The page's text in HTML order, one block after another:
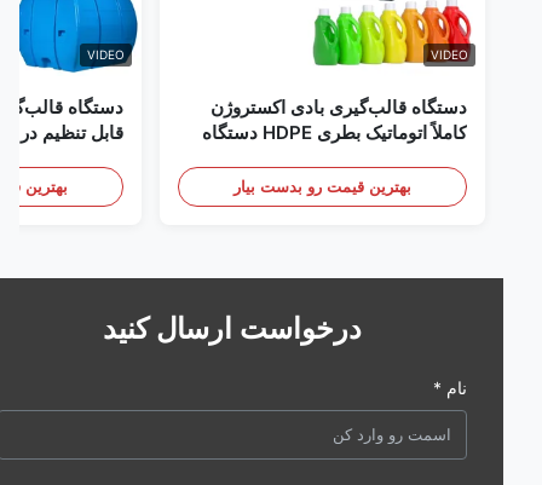
VIDEO
دستگاه قالب‌گیری بادی اکستروژن
کاملاً اتوماتیک بطری HDPE دستگاه
بهترین قیمت رو بدست بیار
VIDEO
دستگاه قالب‌گیری
بهترین قیمت
درخواست ارسال کنید